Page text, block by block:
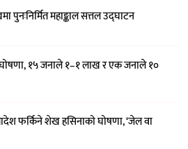
पुनःनिर्मित महाङ्काल सत्तल उद्घाटन
१५ जनाले १–१ लाख र एक जनाले १०
फर्किने शेख हसिनाको घोषणा, ‘जेल वा